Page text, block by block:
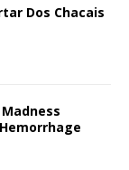
Dos Chacais